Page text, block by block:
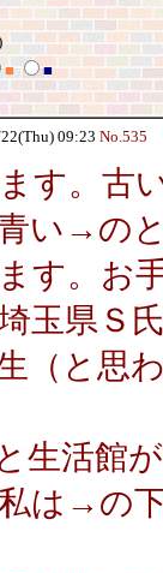
■ ■
09:23 No.535
す。古
い→の
す。お
玉県Ｓ
（と思
生活館
は→の